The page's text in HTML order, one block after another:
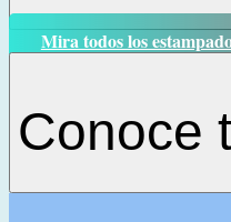
Mira todos los
Conoce